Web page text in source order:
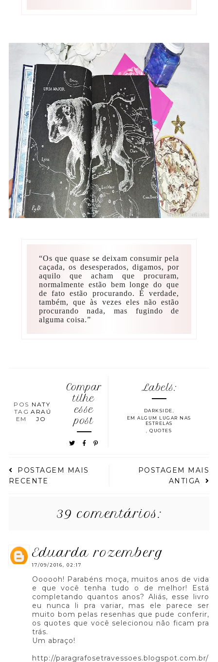
“Os que quase se deixam consumir pela
caçada, os desesperados, digamos, por
aquilo que acham que procuram,
normalmente estão bem longe do que
de fato estão procurando. É verdade,
também, que às vezes eles não estão
procurando nada, mas fugindo de
alguma coisa.”
POS
TAG
EM
NATY
ARAÚ
JO
Compar
tilhe
esse
post
Labels:
DARKSIDE
EM ALGUM LUGAR NAS
ESTRELAS
,QUOTES
POSTAGEM MAIS
RECENTE
POSTAGEM MAIS
ANTIGA
39 comentários:
eduarda rozemberg
17/09/2016, 02:17
Oooooh! Parabéns moça, muitos anos de vida
e que você tenha tudo o de melhor! Está
completando quantos anos? Aliás, esse livro
eu nunca li pra variar, mas ele parece ser
muito bom pelas resenhas que pude conferir,
os quotes que você selecionou não ficam pra
trás.
Um abraço!
http://paragrafosetravessoes.blogspot.com.br/